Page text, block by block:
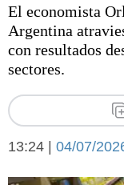
Deportes
Arte y cultura
El economista
Argentina
con resultados
sectores.
13:24 | 04/07/